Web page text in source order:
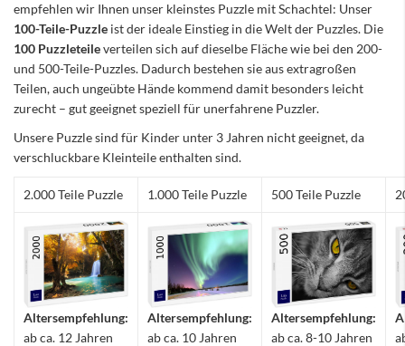
empfehlen wir Ihnen unser kleinstes Puzzle mit Schachtel: Unser
100-Teile-Puzzle ist der ideale Einstieg in die Welt der Puzzles. Die
100 Puzzleteileverteilen sich auf dieselbe Fläche wie bei den 200-
und 500-Teile-Puzzles. Dadurch bestehen sie aus extragroßen
Teilen, auch ungeübte Hände kommend damit besonders leicht
zurecht – gut geeignet speziell für unerfahrene Puzzler.
Unsere Puzzle sind für Kinder unter 3 Jahren nicht geeignet, da
verschluckbare Kleinteile enthalten sind.
2.000 Teile Puzzle 1.000 Teile Puzzle 500 Teile Puzzle
Altersempfehlung:
ab ca. 12 Jahren
Altersempfehlung:
ab ca. 10 Jahren
Altersempfehlung:
ab ca. 8-10 Jahren